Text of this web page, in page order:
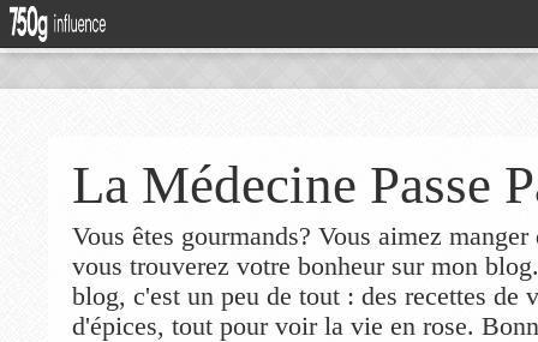
La Médecine Passe
Vous êtes gourmands? Vous aimez
vous trouverez votre bonheur sur mon
blog, c'est un peu de tout : des recettes de
d'épices, tout pour voir la vie en rose.